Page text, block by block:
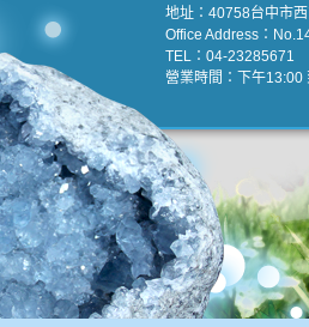
地址：40758台中市
Office Address：
TEL：04-23285671
營業時間：下午13:00